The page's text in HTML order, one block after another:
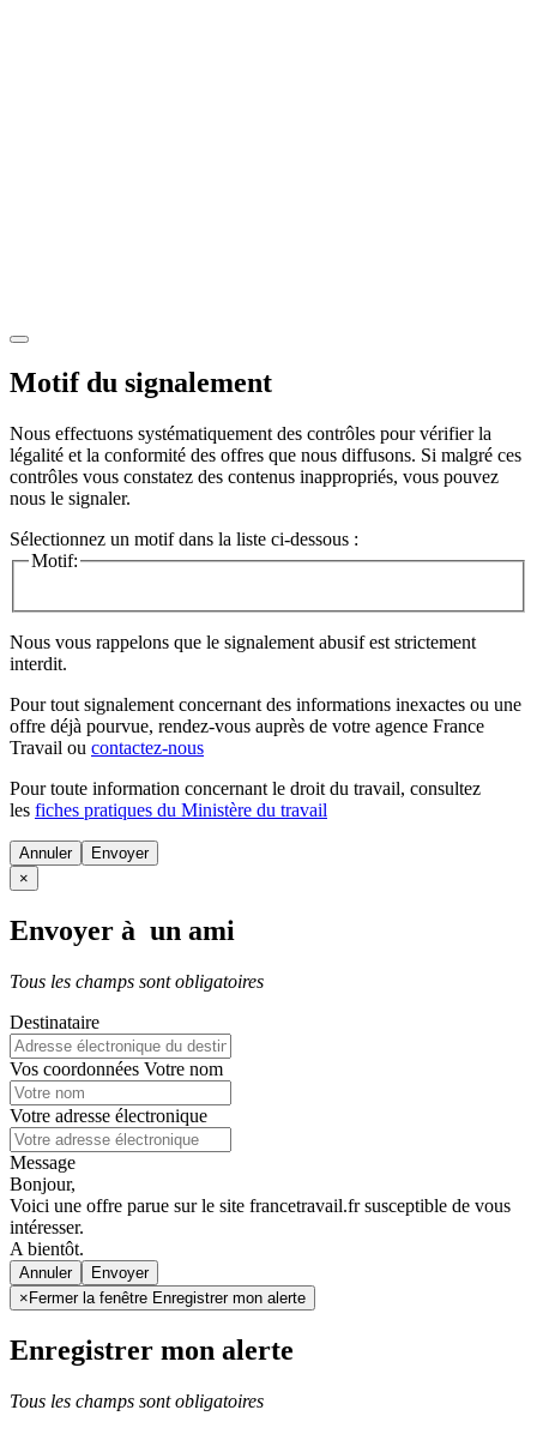
Motif du signalement
Nous effectuons systématiquement des contrôles pour vérifier la
légalité et la conformité des offres que nous diffusons. Si malgré ces
contrôles vous constatez des contenus inappropriés, vous pouvez
nous le signaler.
Sélectionnez un motif dans la liste ci-dessous :
Motif:
Nous vous rappelons que le signalement abusif est strictement
interdit.
Pour tout signalement concernant des informations inexactes ou une
offre déjà pourvue, rendez-vous auprès de votre agence France
Travail ou contactez-nous
Pour toute information concernant le droit du travail, consultez
les fiches pratiques du Ministère du travail
Annuler
×
Envoyer à un ami
Tous les champs sont obligatoires
Destinataire
Vos coordonnées Votre nom
Votre adresse électronique
Message
Bonjour,
Voici une offre parue sur le site francetravail.fr susceptible de vous
intéresser.
A bientôt.
Annuler
× Fermer la fenêtre Enregistrer mon alerte
Enregistrer mon alerte
Tous les champs sont obligatoires